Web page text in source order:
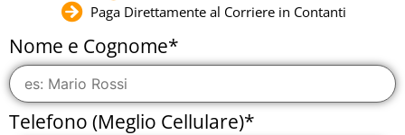
Paga Direttamente al Corriere in Contanti
Nome e Cognome*
Telefono (Meglio Cellulare)*